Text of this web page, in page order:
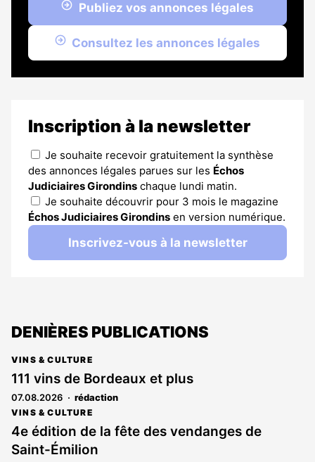
Publiez vos annonces légales
Consultez les annonces légales
Inscription à la newsletter
Je souhaite recevoir gratuitement la synthèse
des annonces légales parues sur les Échos
Judiciaires Girondins chaque lundi matin.
Je souhaite découvrir pour 3 mois le magazine
Échos Judiciaires Girondins en version numérique.
Inscrivez-vous à la newsletter
DENIÈRES PUBLICATIONS
VINS & CULTURE
111 vins de Bordeaux et plus
07.08.2026 rédaction
VINS & CULTURE
4e édition de la fête des vendanges de
Saint-Émilion